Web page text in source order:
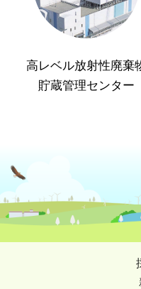
高レベル放射性廃棄
貯蔵管理センター